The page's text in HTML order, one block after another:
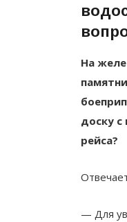
На
доску
рейса?
— Для